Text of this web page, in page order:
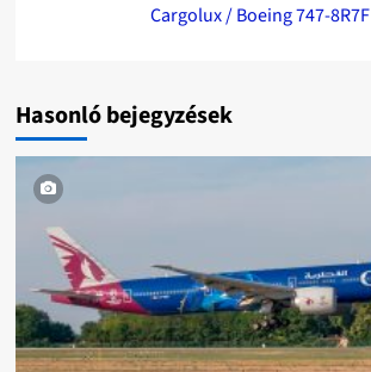
navigationCargolux / Boeing 747-
Hasonló bejegyzések